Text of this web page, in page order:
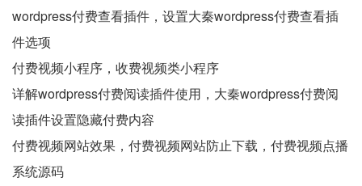
wordpress付费查看插件，设置大秦wordpress付费查看插
件选项
付费视频小程序，收费视频类小程序
详解wordpress付费阅读插件使用，大秦wordpress付费阅
读插件设置隐藏付费内容
付费视频网站效果，付费视频网站防止下载，付费视频点播
系统源码